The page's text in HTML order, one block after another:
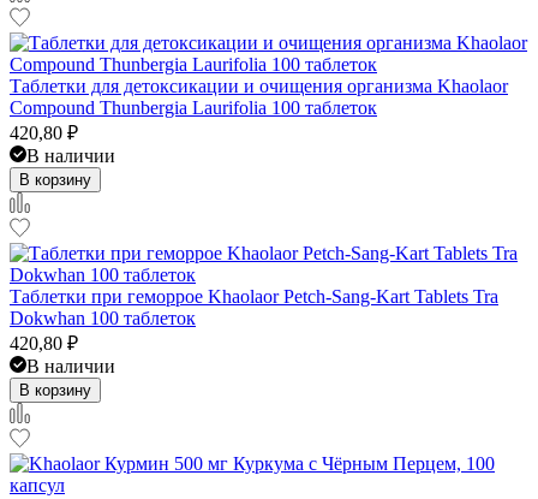
Таблетки для детоксикации и очищения организма Khaolaor
Compound Thunbergia Laurifolia 100 таблеток
420,80 ₽
В наличии
В корзину
Таблетки при геморрое Khaolaor Petch-Sang-Kart Tablets Tra
Dokwhan 100 таблеток
420,80 ₽
В наличии
В корзину